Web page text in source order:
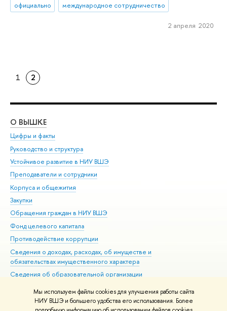
Мы используем файлы cookies для улучшения работы сайта
НИУ ВШЭ и большего удобства его использования. Более
официально
международное сотрудничество
2 апреля 2020
1 2
О ВЫШКЕ
Цифры и факты
Руководство и структура
Устойчивое развитие в НИУ ВШЭ
Преподаватели и сотрудники
Корпуса и общежития
Закупки
Обращения граждан в НИУ ВШЭ
Фонд целевого капитала
Противодействие коррупции
Сведения о доходах, расходах, об имуществе и
обязательствах имущественного характера
Сведения об образовательной организации
Людям с ограниченными возможностями здоровья
Единая платежная страница